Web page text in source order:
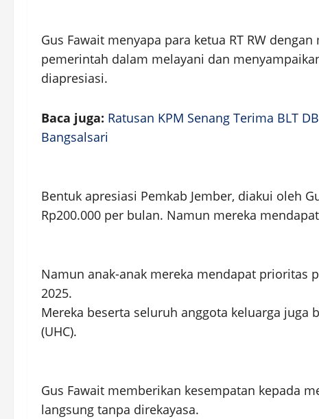
Gus Fawait menyapa para ketua RT RW
pemerintah dalam melayani dan
diapresiasi.
Baca juga: Ratusan KPM Senang Terima BLT
Bangsalsari
Bentuk apresiasi Pemkab Jember, diakui oleh
Rp200.000 per bulan. Namun mereka
Namun anak-anak mereka mendapat prioritas
2025.
Mereka beserta seluruh anggota keluarga
(UHC).
Gus Fawait memberikan kesempatan kepada
langsung tanpa direkayasa.